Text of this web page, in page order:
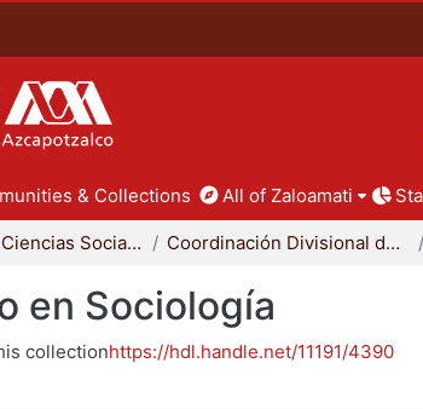
& Collections All of Zaloamati
División de Ciencias Sociales y Humanidades Coordinación Divisional de Posgrado
en Sociología
collectionhttps://hdl.handle.net/11191/4390